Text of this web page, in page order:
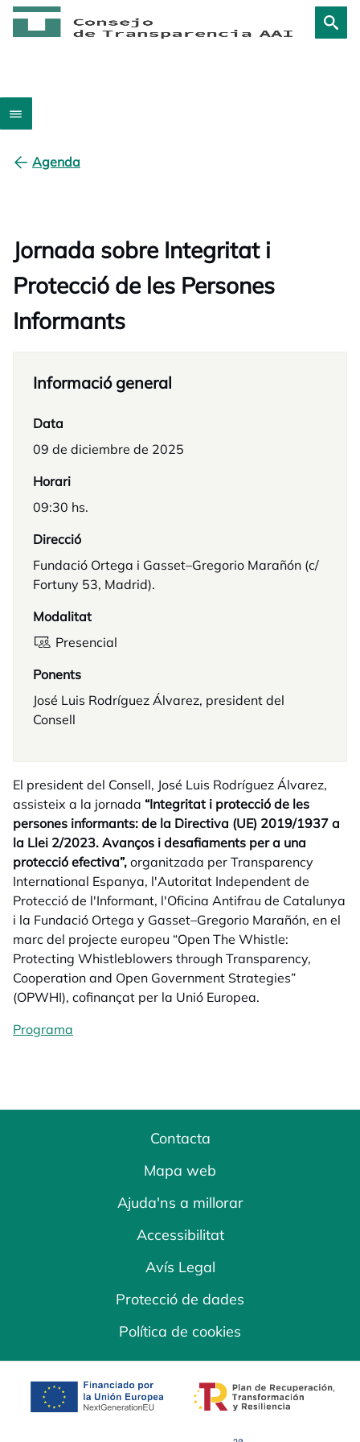
Agenda
Jornada sobre Integritat i
Protecció de les Persones
Informants
Informació general
Data
09 de diciembre de 2025
Horari
09:30 hs.
Direcció
Fundació Ortega i Gasset–Gregorio Marañón (c/
Fortuny 53, Madrid).
Modalitat
Presencial
Ponents
José Luis Rodríguez Álvarez, president del
Consell
El president del Consell, José Luis Rodríguez Álvarez,
assisteix a la jornada “Integritat i protecció de les
persones informants: de la Directiva (UE) 2019/1937 a
la Llei 2/2023. Avanços i desafiaments per a una
protecció efectiva”, organitzada per Transparency
International Espanya, l'Autoritat Independent de
Protecció de l'Informant, l'Oficina Antifrau de Catalunya
i la Fundació Ortega y Gasset–Gregorio Marañón, en el
marc del projecte europeu “Open The Whistle:
Protecting Whistleblowers through Transparency,
Cooperation and Open Government Strategies”
(OPWHI), cofinançat per la Unió Europea.
Programa
Contacta
Mapa web
Ajuda'ns a millorar
Accessibilitat
Avís Legal
Protecció de dades
Política de cookies
opens in a new tab opens in a new